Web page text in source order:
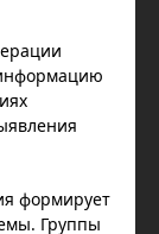
формирует
Группы